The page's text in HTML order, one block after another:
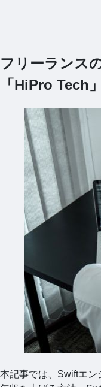
フリーランス
「HiPro Tech」
本記事では、Swiftエ